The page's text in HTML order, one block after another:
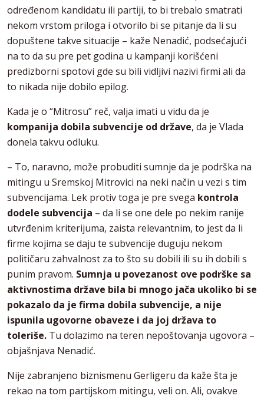
određenom kandidatu ili partiji, to bi trebalo smatrati
nekom vrstom priloga i otvorilo bi se pitanje da li su
dopuštene takve situacije – kaže Nenadić, podsećajući
na to da su pre pet godina u kampanji korišćeni
predizborni spotovi gde su bili vidljivi nazivi firmi ali da
to nikada nije dobilo epilog.
Kada je o “Mitrosu” reč, valja imati u vidu da je
kompanija dobila subvencije od države, da je Vlada
donela takvu odluku.
– To, naravno, može probuditi sumnje da je podrška na
mitingu u Sremskoj Mitrovici na neki način u vezi s tim
subvencijama. Lek protiv toga je pre svega kontrola
dodele subvencija – da li se one dele po nekim ranije
utvrđenim kriterijuma, zaista relevantnim, to jest da li
firme kojima se daju te subvencije duguju nekom
političaru zahvalnost za to što su dobili ili su ih dobili s
punim pravom. Sumnja u povezanost ove podrške sa
aktivnostima države bila bi mnogo jača ukoliko bi se
pokazalo da je firma dobila subvencije, a nije
ispunila ugovorne obaveze i da joj država to
toleriše. Tu dolazimo na teren nepoštovanja ugovora –
objašnjava Nenadić.
Nije zabranjeno biznismenu Gerligeru da kaže šta je
rekao na tom partijskom mitingu, veli on. Ali, ovakve